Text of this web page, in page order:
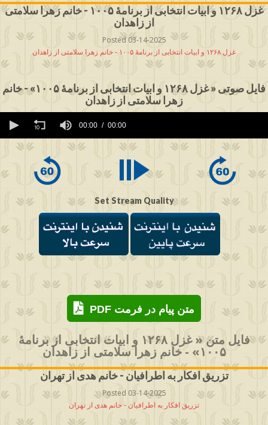
غزل ۱۲۶۸ و ابیات انتخابی از برنامۀ ۱۰۰۵ - خانم زهرا سلامتی
از زاهدان
Posted 03-14-2025
غزل ۱۲۶۸ و ابیات انتخابی از برنامۀ ۱۰۰۵ - خانم زهرا سلامتی از زاهدان
فایل صوتی « غزل ۱۲۶۸ و ابیات انتخابی از برنامۀ ۱۰۰۵» - خانم
زهرا سلامتی از زاهدان
seconds
00:00 00:00
Set Stream Quality
PDF متن پیام در فرمت
فایل متن « غزل ۱۲۶۸ و ابیات انتخابی از برنامۀ
۱۰۰۵» - خانم زهرا سلامتی از زاهدان
تزریق افکار به اطرافیان - خانم هدی از تهران
Posted 03-14-2025
تزریق افکار به اطرافیان - خانم هدی از تهران